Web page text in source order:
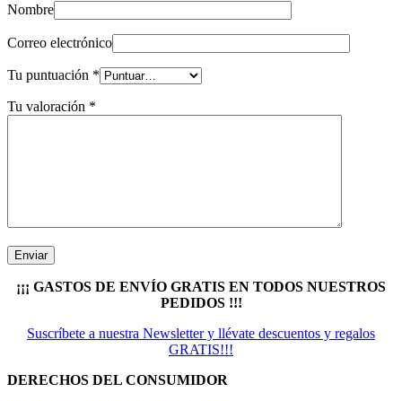
Nombre
Correo electrónico
Tu puntuación *
Tu valoración *
¡¡¡ GASTOS DE ENVÍO GRATIS EN TODOS NUESTROS
PEDIDOS !!!
Suscríbete a nuestra Newsletter y llévate descuentos y regalos
GRATIS!!!
DERECHOS DEL CONSUMIDOR